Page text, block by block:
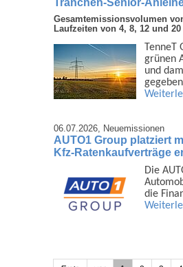
Gesamtemissionsvolumen
Laufzeiten von 4, 8, 12 und
grünen
und
06.07.2026, Neuemissionen
AUTO1 Group platziert
Kfz-Ratenkaufverträge
Die
die